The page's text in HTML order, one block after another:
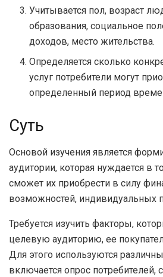
Учитывается пол, возраст
образования, социальное
доходов, место жительства.
Определяется сколько
услуг потребители могут
определенный период
Суть
Основой изучения является
аудитории, которая нуждается в
сможет их приобрести в силу
возможностей, индивидуальных
Требуется изучить факторы,
целевую аудиторию, ее
Для этого используются
включается опрос потребителей,